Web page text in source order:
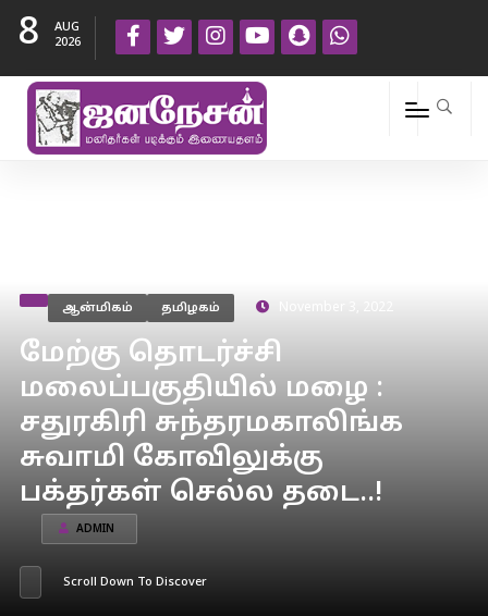
8
AUG
2026
ஆன்மிகம் தமிழகம்
மேற்கு தொடர்ச்சி
மலைப்பகுதியில் மழை :
சதுரகிரி சுந்தரமகாலிங்க
சுவாமி கோவிலுக்கு
பக்தர்கள் செல்ல தடை..!
ADMIN
Scroll Down To Discover